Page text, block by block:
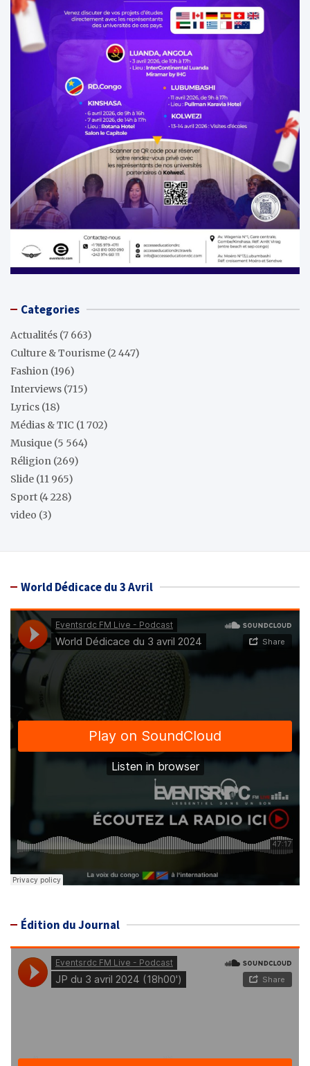
Categories
Actualités (7 663)
Culture & Tourisme (2 447)
Fashion (196)
Interviews (715)
Lyrics (18)
Médias & TIC (1 702)
Musique (5 564)
Réligion (269)
Slide (11 965)
Sport (4 228)
video (3)
World Dédicace du 3 Avril
Édition du Journal